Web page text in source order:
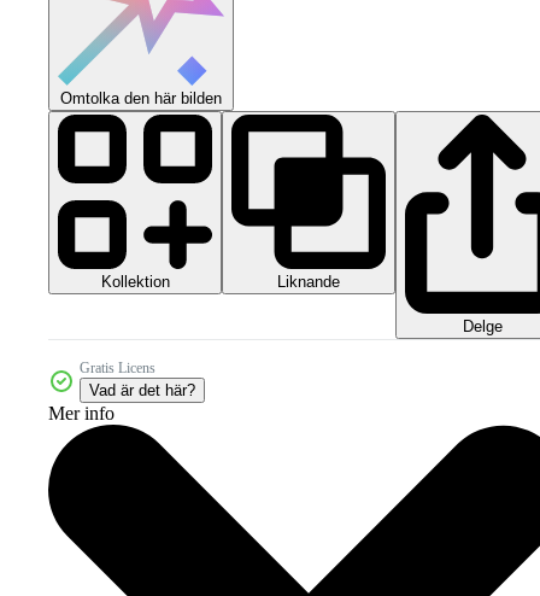
Omtolka den här bilden
Kollektion Liknande
Delge
Gratis Licens
Vad är det här?
Mer info